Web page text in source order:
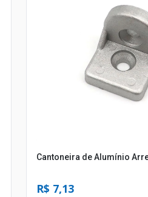
Cantoneira de Alumínio
R$ 7,13